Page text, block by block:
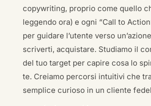
copywriting, proprio come quello
leggendo ora) e ogni “Call to
per guidare l’utente verso
scriverti, acquistare. Studiamo il
del tuo target per capire cosa lo
te. Creiamo percorsi intuitivi che
semplice curioso in un cliente